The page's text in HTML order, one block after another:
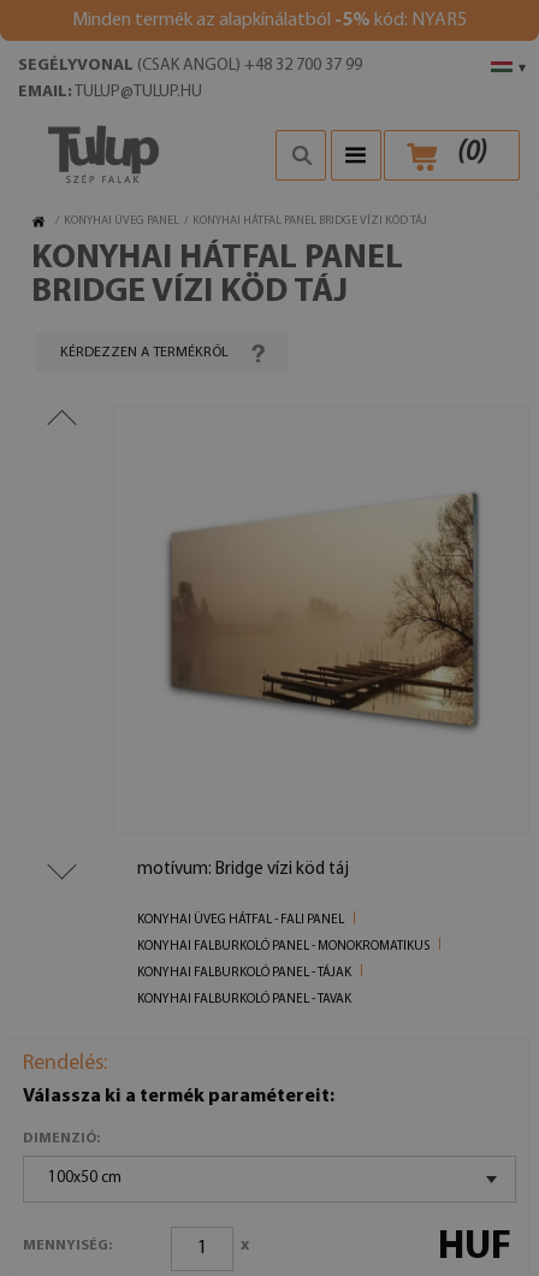
Minden termék az alapkínálatból -5% kód: NYAR5
▾
SEGÉLYVONAL (CSAK ANGOL) +48 32 700 37 99
EMAIL: TULUP@TULUP.HU
(0)
/ KONYHAI ÜVEG PANEL / KONYHAI HÁTFAL PANEL BRIDGE VÍZI KÖD TÁJ
KONYHAI HÁTFAL PANEL
BRIDGE VÍZI KÖD TÁJ
KÉRDEZZEN A TERMÉKRŐL
motívum: Bridge vízi köd táj
KONYHAI ÜVEG HÁTFAL - FALI PANEL
KONYHAI FALBURKOLÓ PANEL - MONOKROMATIKUS
KONYHAI FALBURKOLÓ PANEL - TÁJAK
KONYHAI FALBURKOLÓ PANEL - TAVAK
Rendelés:
Válassza ki a termék paramétereit:
DIMENZIÓ:
100x50 cm
MENNYISÉG: x HUF